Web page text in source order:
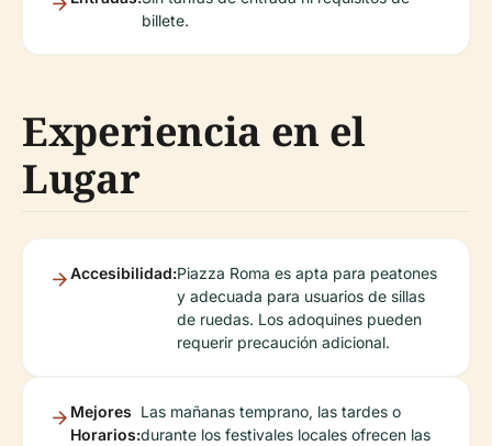
billete.
Experiencia en el
Lugar
Accesibilidad:Piazza Roma es apta para peatones
y adecuada para usuarios de sillas
de ruedas. Los adoquines pueden
requerir precaución adicional.
Mejores
Horarios:
Las mañanas temprano, las tardes o
durante los festivales locales ofrecen las